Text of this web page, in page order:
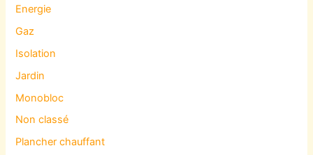
Energie
Gaz
Isolation
Jardin
Monobloc
Non classé
Plancher chauffant